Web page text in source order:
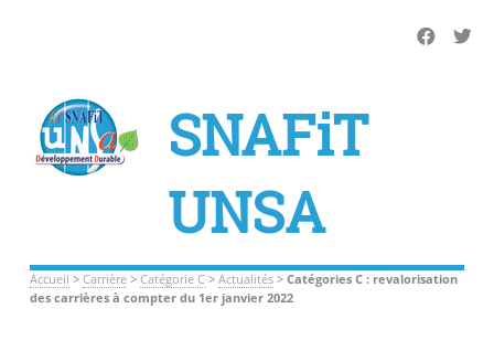
SNAFiT
UNSA
Accueil > Carrière> Catégorie C> Actualités> Catégories C : revalorisation
des carrières à compter du 1er janvier 2022